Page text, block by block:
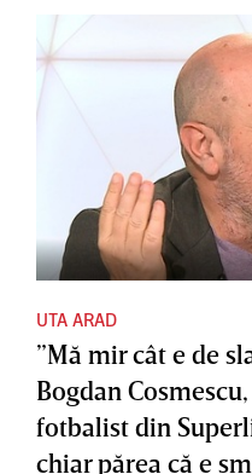
UTA ARAD
”Mă mir cât e de
Bogdan
fotbalist din
chiar părea că e